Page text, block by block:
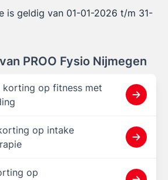
is geldig van 01-01-2026 t/m 31-
PROO Fysio Nijmegen
korting op fitness met
op intake
op